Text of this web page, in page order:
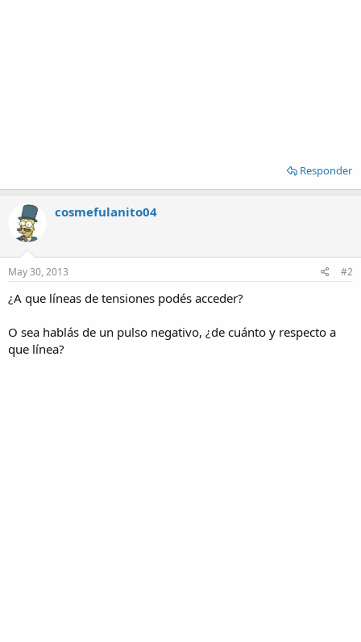
Responder
cosmefulanito04
May 30, 2013 #2
¿A que líneas de tensiones podés acceder?
O sea hablás de un pulso negativo, ¿de cuánto y respecto a
que línea?